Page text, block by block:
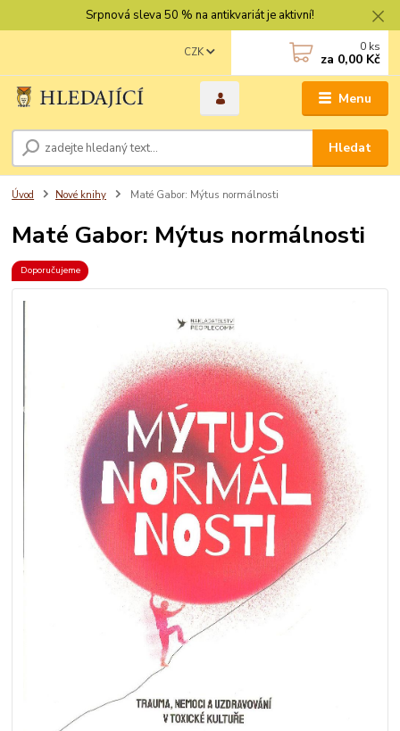
Srpnová sleva 50 % na antikvariát je aktivní!
Menu
CZK
Hledat
0 ks
za 0,00 Kč
Úvod Nové knihy Maté Gabor: Mýtus normálnosti
Maté Gabor: Mýtus normálnosti
Doporučujeme